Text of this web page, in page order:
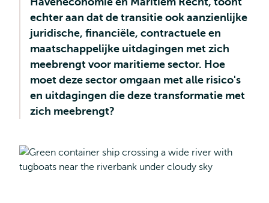
echter aan dat de transitie ook aanzienlijke
juridische, financiële, contractuele en
maatschappelijke uitdagingen met zich
meebrengt voor maritieme sector. Hoe
moet deze sector omgaan met alle risico's
en uitdagingen die deze transformatie met
zich meebrengt?